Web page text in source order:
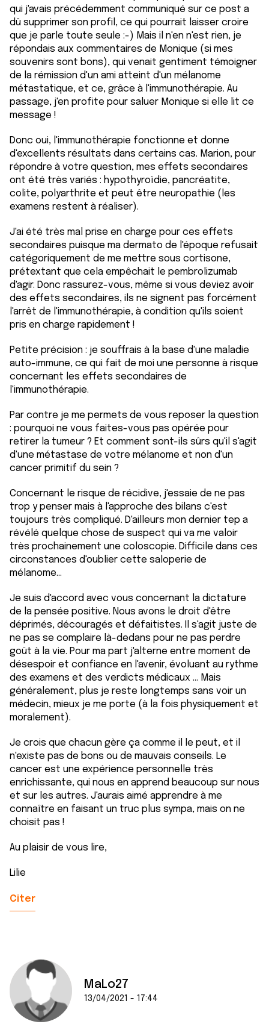
qui j'avais précédemment communiqué sur ce post a
dû supprimer son profil, ce qui pourrait laisser croire
que je parle toute seule :-) Mais il n'en n'est rien, je
répondais aux commentaires de Monique (si mes
souvenirs sont bons), qui venait gentiment témoigner
de la rémission d'un ami atteint d'un mélanome
métastatique, et ce, grâce à l'immunothérapie. Au
passage, j'en profite pour saluer Monique si elle lit ce
message !
Donc oui, l'immunothérapie fonctionne et donne
d'excellents résultats dans certains cas. Marion, pour
répondre à votre question, mes effets secondaires
ont été très variés : hypothyroïdie, pancréatite,
colite, polyarthrite et peut être neuropathie (les
examens restent à réaliser).
J'ai été très mal prise en charge pour ces effets
secondaires puisque ma dermato de l'époque refusait
catégoriquement de me mettre sous cortisone,
prétextant que cela empêchait le pembrolizumab
d'agir. Donc rassurez-vous, même si vous deviez avoir
des effets secondaires, ils ne signent pas forcément
l'arrêt de l'immunothérapie, à condition qu'ils soient
pris en charge rapidement !
Petite précision : je souffrais à la base d'une maladie
auto-immune, ce qui fait de moi une personne à risque
concernant les effets secondaires de
l'immunothérapie.
Par contre je me permets de vous reposer la question
: pourquoi ne vous faites-vous pas opérée pour
retirer la tumeur ? Et comment sont-ils sûrs qu'il s'agit
d'une métastase de votre mélanome et non d'un
cancer primitif du sein ?
Concernant le risque de récidive, j'essaie de ne pas
trop y penser mais à l'approche des bilans c'est
toujours très compliqué. D'ailleurs mon dernier tep a
révélé quelque chose de suspect qui va me valoir
très prochainement une coloscopie. Difficile dans ces
circonstances d'oublier cette saloperie de
mélanome...
Je suis d'accord avec vous concernant la dictature
de la pensée positive. Nous avons le droit d'être
déprimés, découragés et défaitistes. Il s'agit juste de
ne pas se complaire là-dedans pour ne pas perdre
goût à la vie. Pour ma part j'alterne entre moment de
désespoir et confiance en l'avenir, évoluant au rythme
des examens et des verdicts médicaux ... Mais
généralement, plus je reste longtemps sans voir un
médecin, mieux je me porte (à la fois physiquement et
moralement).
Je crois que chacun gère ça comme il le peut, et il
n'existe pas de bons ou de mauvais conseils. Le
cancer est une expérience personnelle très
enrichissante, qui nous en apprend beaucoup sur nous
et sur les autres. J'aurais aimé apprendre à me
connaître en faisant un truc plus sympa, mais on ne
choisit pas !
Au plaisir de vous lire,
Lilie
Citer
MaLo27
13/04/2021 - 17:44